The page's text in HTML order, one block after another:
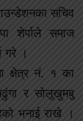
सचिव
शेर्पाले समाज
गरे ।
क्षेत्र नं. १ का
र सोलुखुमबु
भनाई राखे ।